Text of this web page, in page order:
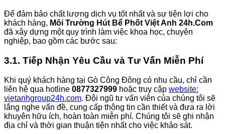
Để đảm bảo chất lượng dịch vụ tốt nhất và sự tiện lợi cho
khách hàng, Môi Trường Hút Bể Phốt Việt Anh 24h.Com
đã xây dựng một quy trình làm việc khoa học, chuyên
nghiệp, bao gồm các bước sau:
3.1. Tiếp Nhận Yêu Cầu và Tư Vấn Miễn Phí
Khi quý khách hàng tại Gò Công Đông có nhu cầu, chỉ cần
liên hệ qua hotline 0877327999 hoặc truy cập website:
vietanhgroup24h.com. Đội ngũ tư vấn viên của chúng tôi sẽ
lắng nghe vấn đề, cung cấp thông tin cần thiết và đưa ra lời
khuyên hữu ích, hoàn toàn miễn phí. Chúng tôi sẽ ghi nhận
địa chỉ và thời gian thuận tiện nhất cho việc khảo sát.